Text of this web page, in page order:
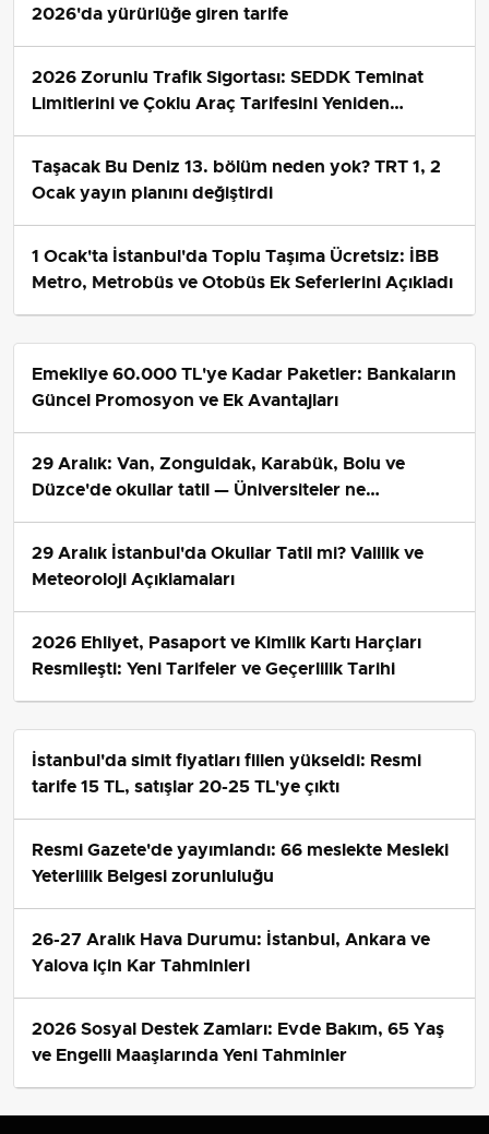
2026'da yürürlüğe giren tarife
2026 Zorunlu Trafik Sigortası: SEDDK Teminat
Limitlerini ve Çoklu Araç Tarifesini Yeniden
Taşacak Bu Deniz 13. bölüm neden yok? TRT 1, 2
Ocak yayın planını değiştirdi
1 Ocak'ta İstanbul'da Toplu Taşıma Ücretsiz: İBB
Metro, Metrobüs ve Otobüs Ek Seferlerini Açıkladı
Emekliye 60.000 TL'ye Kadar Paketler: Bankaların
Güncel Promosyon ve Ek Avantajları
29 Aralık: Van, Zonguldak, Karabük, Bolu ve
Düzce'de okullar tatil — Üniversiteler ne
29 Aralık İstanbul'da Okullar Tatil mi? Valilik ve
Meteoroloji Açıklamaları
2026 Ehliyet, Pasaport ve Kimlik Kartı Harçları
Resmileşti: Yeni Tarifeler ve Geçerlilik Tarihi
İstanbul'da simit fiyatları fiilen yükseldi: Resmi
tarife 15 TL, satışlar 20-25 TL'ye çıktı
Resmi Gazete'de yayımlandı: 66 meslekte Mesleki
Yeterlilik Belgesi zorunluluğu
26-27 Aralık Hava Durumu: İstanbul, Ankara ve
Yalova için Kar Tahminleri
2026 Sosyal Destek Zamları: Evde Bakım, 65 Yaş
ve Engelli Maaşlarında Yeni Tahminler